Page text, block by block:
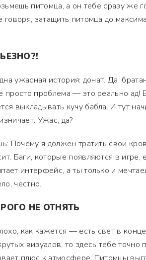
питомца, а он тебе сразу
говоря, затащить питомца до
ужасная история: донат. Да,
просто проблема — это реально ад!
выкладывать кучу бабла. И тут
Ужас, да?
Почему я должен тратить свои
Баги, которые появляются в
интерфейс, а ты только и
честно.
НЕ ОТНЯТЬ
как кажется — есть свет в
визуалов, то здесь тебе точно